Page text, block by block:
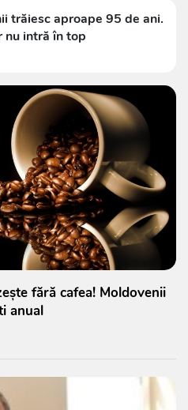
trăiesc aproape 95 de ani.
nu intră în top
fără cafea! Moldovenii
anual